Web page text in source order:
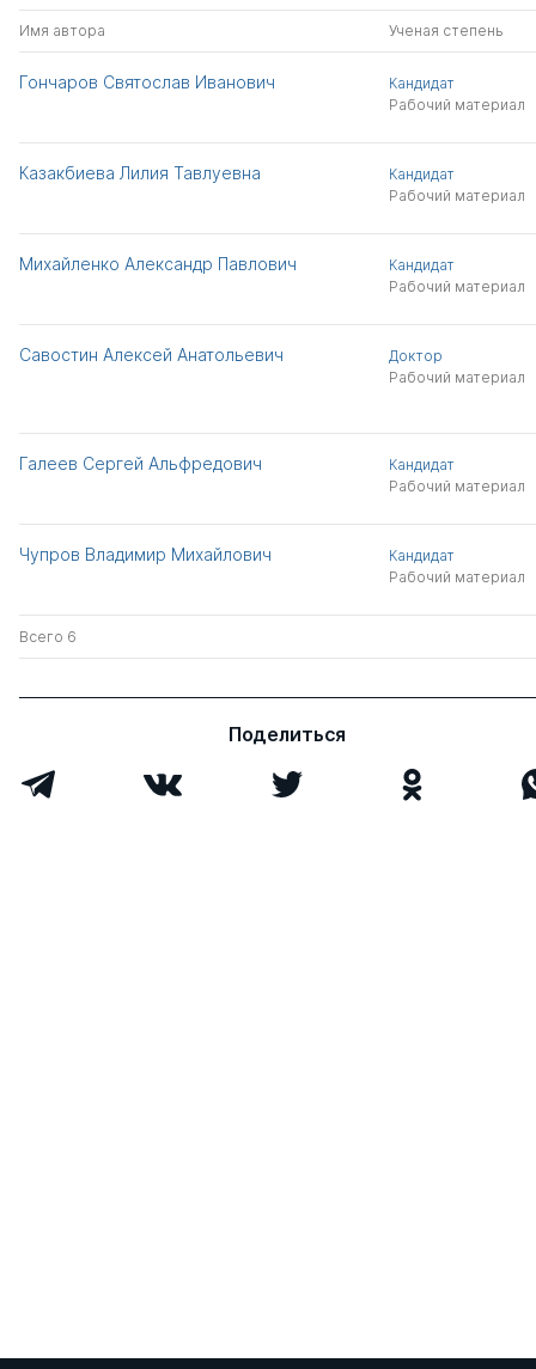
Имя автора Ученая степень
Гончаров Святослав Иванович
Кандидат
Рабочий материал
Казакбиева Лилия Тавлуевна
Кандидат
Рабочий материал
Михайленко Александр Павлович
Кандидат
Рабочий материал
Савостин Алексей Анатольевич
Доктор
Рабочий материал
Галеев Сергей Альфредович
Кандидат
Рабочий материал
Чупров Владимир Михайлович
Кандидат
Рабочий материал
Всего 6
Поделиться